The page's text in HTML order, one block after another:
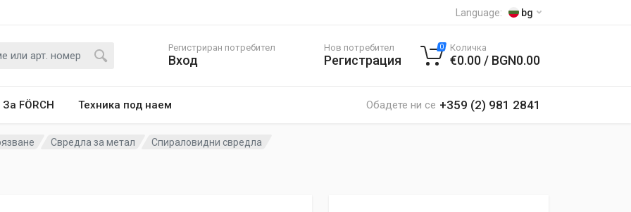
Language: bg
За FÖRCH Техника под наем Обадете ни се +359 (2) 981 2841
Регистриран потребител
Вход
Нов потребител
Регистрация
0 Количка
€0.00 / BGN0.00
Свредла за метал Спираловидни свредла